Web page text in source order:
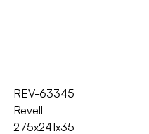
REV-63345
Revell
275x241x35